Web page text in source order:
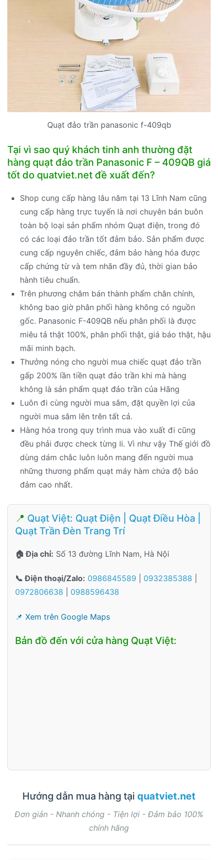
Quạt đảo trần panasonic f-409qb
Tại vì sao quý khách tinh anh thường đặt
hàng quạt đảo trần Panasonic F – 409QB giá
tốt do quatviet.net đề xuất đến?
Shop cung cấp hàng lâu năm tại 13 Lĩnh Nam cũng
cung cấp hàng trực tuyến là nơi chuyên bán buôn
toàn bộ loại sản phẩm nhóm Quạt điện, trong đó
có các loại đảo trần tốt đảm bảo. Sản phẩm được
cung cấp nguyên chiếc, đảm bảo hàng hóa được
cấp chứng từ và tem nhãn đầy đủ, thời gian bảo
hành tiêu chuẩn.
Trên phương châm bán thành phẩm chân chính,
không bao giờ phân phối hàng không có nguồn
gốc. Panasonic F-409QB nếu phân phối là được
miêu tả thật 100%, phân phối thật, giá báo thật, hậu
mãi minh bạch.
Thưởng nóng cho người mua chiếc quạt đảo trần
gấp 200% lần tiền quạt đảo trần khi mà hàng
không là sản phẩm quạt đảo trần của Hãng
Luôn đi cùng người mua sắm, đặt quyền lợi của
người mua sắm lên trên tất cả.
Hàng hóa trong quy trình mua vào xuất đi cũng
đều phải được check từng li. Vì như vậy Thế giới đồ
dùng dám chắc luôn luôn mang đến người mua
những thương phẩm quạt máy hàm chứa độ bảo
đảm cao nhất.
📍 Quạt Việt: Quạt Điện | Quạt Điều Hòa |
Quạt Trần Đèn Trang Trí
🏠 Địa chỉ: Số 13 đường Lĩnh Nam, Hà Nội
📞 Điện thoại/Zalo: 0986845589 0932385388
0972806638
0988596438
📌 Xem trên Google Maps
Bản đồ đến với cửa hàng Quạt Việt:
Hướng dẫn mua hàng tại quatviet.net
Đơn giản - Nhanh chóng - Tiện lợi - Đảm bảo 100%
chính hãng